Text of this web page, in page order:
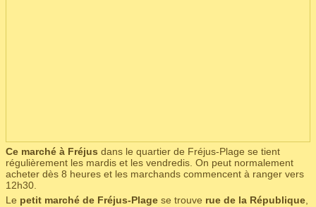
Ce marché à Fréjus dans le quartier de Fréjus-Plage se tient
régulièrement les mardis et les vendredis. On peut normalement
acheter dès 8 heures et les marchands commencent à ranger vers
12h30.
Le petit marché de Fréjus-Plage se trouve rue de la République